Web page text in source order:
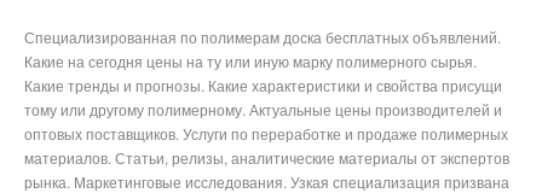
Специализированная по полимерам доска бесплатных объявлений.
Какие на сегодня цены на ту или иную марку полимерного сырья.
Какие тренды и прогнозы. Какие характеристики и свойства присущи
тому или другому полимерному. Актуальные цены производителей и
оптовых поставщиков. Услуги по переработке и продаже полимерных
материалов. Статьи, релизы, аналитические материалы от экспертов
рынка. Маркетинговые исследования. Узкая специализация призвана